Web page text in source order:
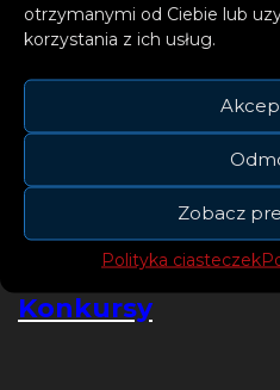
otrzymanymi od Ciebie lub
korzystania z ich usług.
Zobacz
Polityka ciasteczek
Regulaminy
Konkursy